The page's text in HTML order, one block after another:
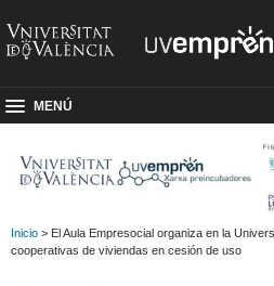
MENÚ
Inicio > El Aula Empresocial organiza en la
cooperativas de viviendas en cesión de uso